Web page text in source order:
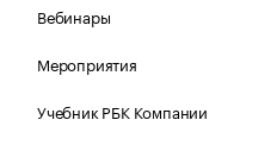
Вебинары
Мероприятия
Учебник РБК Компании